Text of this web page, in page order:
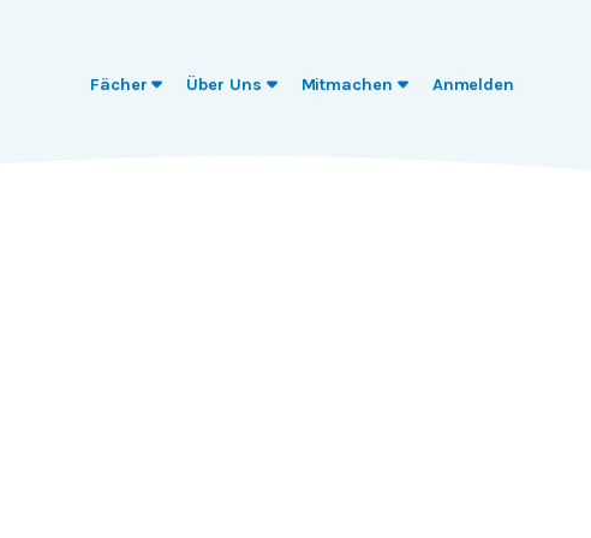
Fächer Über Uns Mitmachen Anmelden